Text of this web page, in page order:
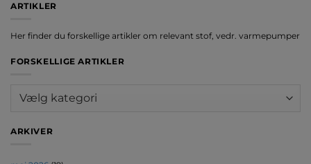
ARTIKLER
Her finder du forskellige artikler om relevant stof, vedr. varmepumper
FORSKELLIGE ARTIKLER
artikler
ARKIVER